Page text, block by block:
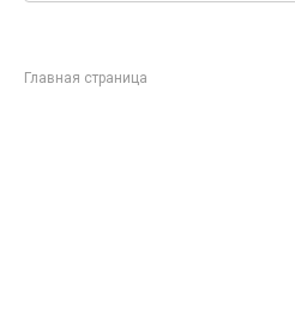
Главная страница